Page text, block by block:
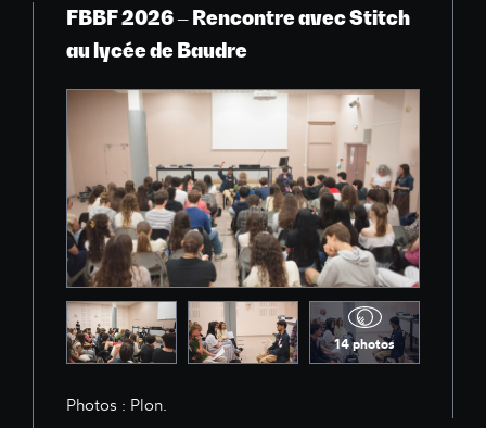
FBBF 2026 – Rencontre avec Stitch
au lycée de Baudre
14 photos
Photos : Plon.